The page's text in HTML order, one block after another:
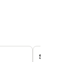
Spa à